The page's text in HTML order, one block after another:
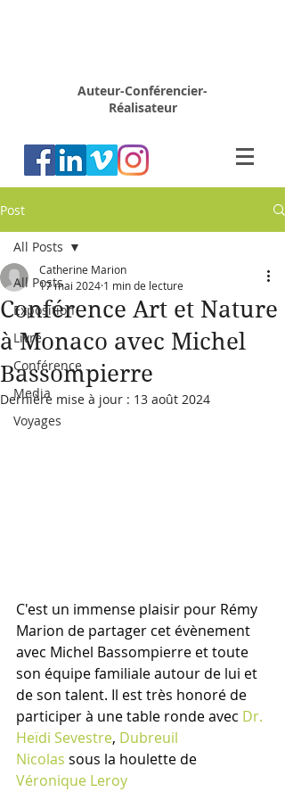
Auteur-Conférencier-
Réalisateur
Post
All Posts
Exposition
Livre
Conférence
Media
Voyages
All Posts
Conférence Art et Nature
à Monaco avec Michel
Bassompierre
Catherine Marion
17 mai 2024 1 min de lecture
Dernière mise à jour : 13 août 2024
C'est un immense plaisir pour Rémy
Marion de partager cet évènement
avec Michel Bassompierre et toute
son équipe familiale autour de lui et
de son talent. Il est très honoré de
participer à une table ronde avec Dr.
Heïdi Sevestre, Dubreuil
Nicolas sous la houlette de
Véronique Leroy